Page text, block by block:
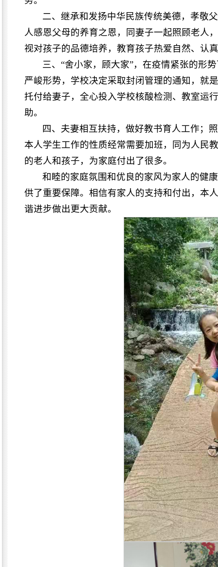
二、继承和发扬中华民族传统美德，孝敬
人感恩父母的养育之恩，同妻子一起照顾老人
视对孩子的品德培养，教育孩子热爱自然、认
三、“舍小家，顾大家”，在疫情紧张的形
严峻形势，学校决定采取封闭管理的通知，就
托付给妻子，全心投入学校核酸检测、教室运
助。
四、夫妻相互扶持，做好教书育人工作；
本人学生工作的性质经常需要加班，同为人民
的老人和孩子，为家庭付出了很多。
和睦的家庭氛围和优良的家风为家人的健
供了重要保障。相信有家人的支持和付出，本
谐进步做出更大贡献。